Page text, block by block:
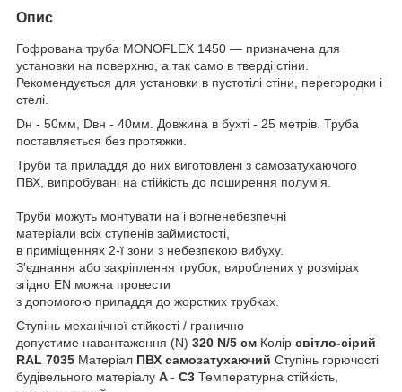
Опис
Гофрована труба MONOFLEX 1450 — призначена для
установки на поверхню, а так само в тверді стіни.
Рекомендується для установки в пустотілі стіни, перегородки і
стелі.
Dн - 50мм, Dвн - 40мм. Довжина в бухті - 25 метрів. Труба
поставляється без протяжки.
Труби та приладдя до них виготовлені з самозатухаючого
ПВХ, випробувані на стійкість до поширення полум'я.
Труби можуть монтувати на і вогненебезпечні
матеріали всіх ступенів займистості,
в приміщеннях 2-ї зони з небезпекою вибуху.
З'єднання або закріплення трубок, вироблених у розмірах
згідно EN можна провести
з допомогою приладдя до жорстких трубках.
Ступінь механічної стійкості / гранично
допустиме навантаження (N) 320 N/5 см Колір світло-сірий
RAL 7035 Матеріал ПВХ самозатухаючий Ступінь горючості
будівельного матеріалу A - C3 Температурна стійкість,